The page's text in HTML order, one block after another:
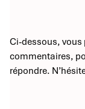
Ci-dessous, vous
commentaires,
répondre.